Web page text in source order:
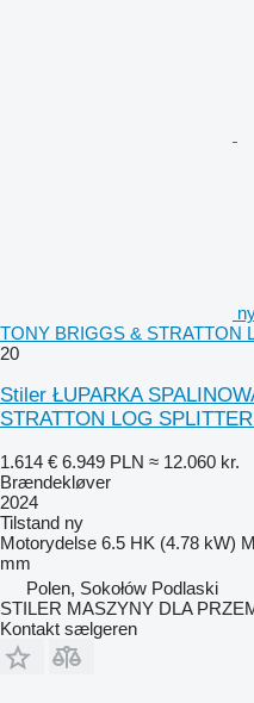
TONY BRIGGS & STRATTON
20
Stiler ŁUPARKA
STRATTON LOG
1.614 € 6.949 PLN ≈ 12.060 kr.
Brændekløver
2024
Tilstand ny
Motorydelse 6.5 HK (4.78 kW)
mm
Polen, Sokołów Podlaski
STILER MASZYNY DLA
Kontakt sælgeren